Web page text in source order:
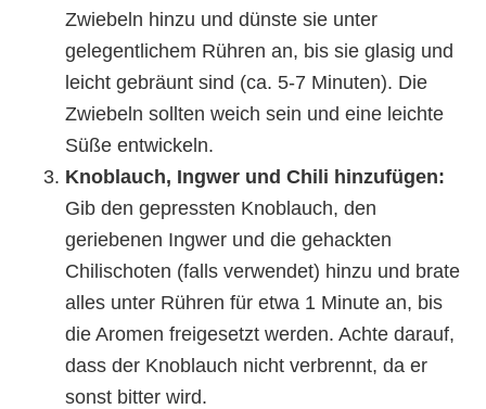
Zwiebeln hinzu und dünste sie unter
gelegentlichem Rühren an, bis sie glasig und
leicht gebräunt sind (ca. 5-7 Minuten). Die
Zwiebeln sollten weich sein und eine leichte
Süße entwickeln.
Knoblauch, Ingwer und Chili hinzufügen:
Gib den gepressten Knoblauch, den
geriebenen Ingwer und die gehackten
Chilischoten (falls verwendet) hinzu und brate
alles unter Rühren für etwa 1 Minute an, bis
die Aromen freigesetzt werden. Achte darauf,
dass der Knoblauch nicht verbrennt, da er
sonst bitter wird.